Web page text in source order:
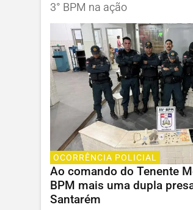
3° BPM na ação
OCORRÊNCIA POLICIAL
Ao comando do Tenente
BPM mais uma dupla
Santarém